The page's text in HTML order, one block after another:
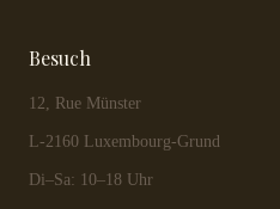
Besuch
12, Rue Münster
L-2160 Luxembourg-Grund
Di–Sa: 10–18 Uhr